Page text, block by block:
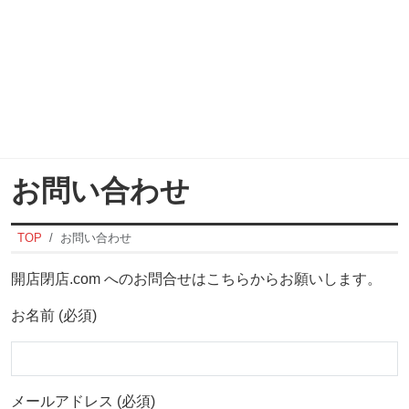
お問い合わせ
TOP お問い合わせ
開店閉店.com へのお問合せはこちらからお願いします。
お名前 (必須)
メールアドレス (必須)